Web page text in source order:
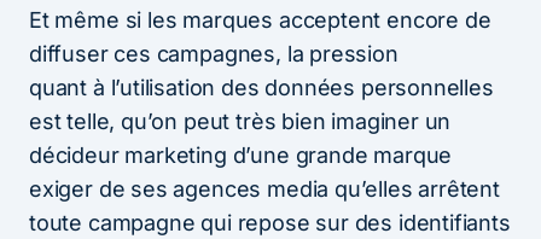
Et même si les marques acceptent encore de
diffuser ces campagnes, la pression
quant à l’utilisation des données personnelles
est telle, qu’on peut très bien imaginer un
décideur marketing d’une grande marque
exiger de ses agences media qu’elles arrêtent
toute campagne qui repose sur des identifiants